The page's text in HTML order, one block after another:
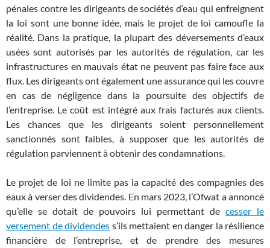
pénales contre les dirigeants de sociétés d’eau qui enfreignent
la loi sont une bonne idée, mais le projet de loi camoufle la
réalité. Dans la pratique, la plupart des déversements d’eaux
usées sont autorisés par les autorités de régulation, car les
infrastructures en mauvais état ne peuvent pas faire face aux
flux. Les dirigeants ont également une assurance qui les couvre
en cas de négligence dans la poursuite des objectifs de
l’entreprise. Le coût est intégré aux frais facturés aux clients.
Les chances que les dirigeants soient personnellement
sanctionnés sont faibles, à supposer que les autorités de
régulation parviennent à obtenir des condamnations.
Le projet de loi ne limite pas la capacité des compagnies des
eaux à verser des dividendes. En mars 2023, l’Ofwat a annoncé
qu’elle se dotait de pouvoirs lui permettant de cesser le
versement de dividendes s’ils mettaient en danger la résilience
financière de l’entreprise, et de prendre des mesures